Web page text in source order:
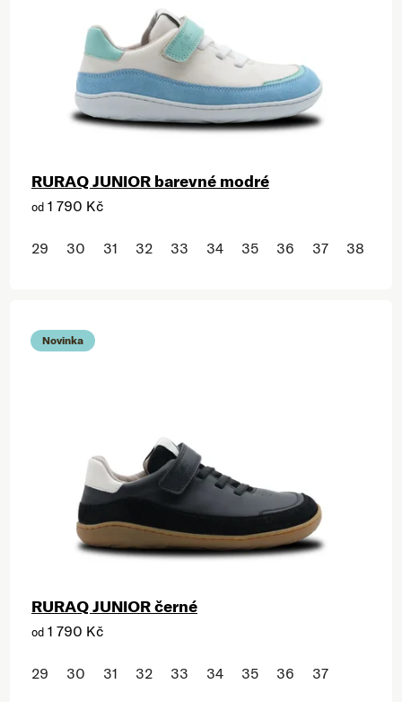
RURAQ JUNIOR barevné modré
od 1 790 Kč
29 30 31 32 33 34 35 36 37 38
Novinka
RURAQ JUNIOR černé
od 1 790 Kč
29 30 31 32 33 34 35 36 37